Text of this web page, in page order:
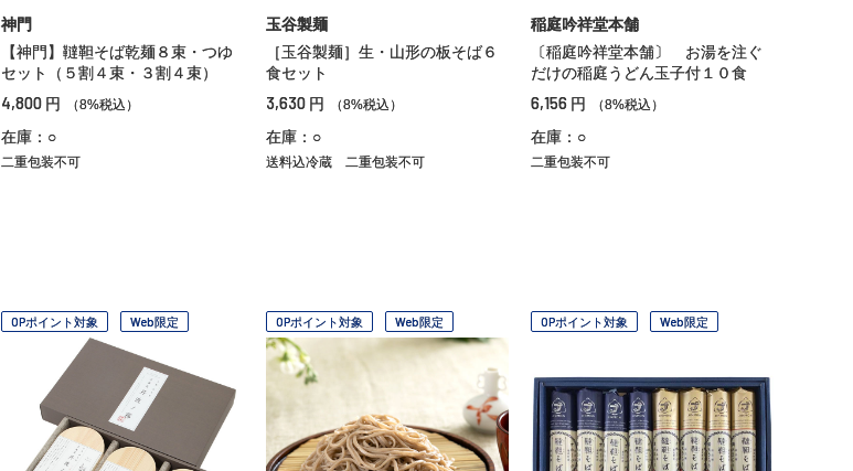
神門
【神門】韃靼そば乾麺８束・つゆ
セット（５割４束・３割４束）
4,800 円 （8%税込）
在庫：○
二重包装不可
玉谷製麺
［玉谷製麺］生・山形の板そば６
食セット
3,630 円 （8%税込）
在庫：○
送料込冷蔵 二重包装不可
稲庭吟祥堂本舗
〔稲庭吟祥堂本舗〕 お湯を注ぐ
だけの稲庭うどん玉子付１０食
6,156 円 （8%税込）
在庫：○
二重包装不可
OPポイント対象 Web限定 OPポイント対象 Web限定 OPポイント対象 Web限定